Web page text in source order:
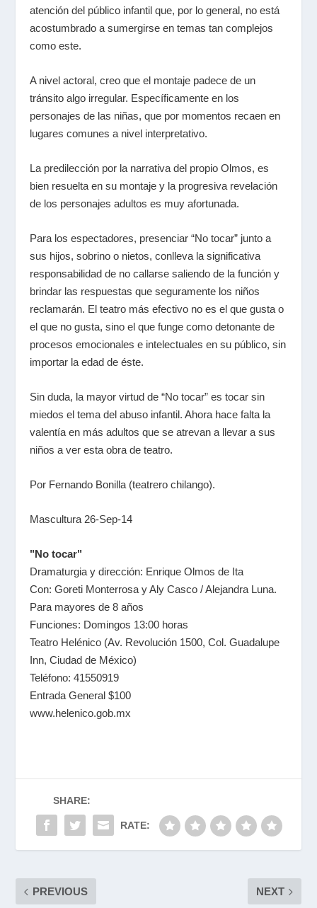
atención del público infantil que, por lo general, no está
acostumbrado a sumergirse en temas tan complejos
como este.
A nivel actoral, creo que el montaje padece de un
tránsito algo irregular. Específicamente en los
personajes de las niñas, que por momentos recaen en
lugares comunes a nivel interpretativo.
La predilección por la narrativa del propio Olmos, es
bien resuelta en su montaje y la progresiva revelación
de los personajes adultos es muy afortunada.
Para los espectadores, presenciar “No tocar” junto a
sus hijos, sobrino o nietos, conlleva la significativa
responsabilidad de no callarse saliendo de la función y
brindar las respuestas que seguramente los niños
reclamarán. El teatro más efectivo no es el que gusta o
el que no gusta, sino el que funge como detonante de
procesos emocionales e intelectuales en su público, sin
importar la edad de éste.
Sin duda, la mayor virtud de “No tocar” es tocar sin
miedos el tema del abuso infantil. Ahora hace falta la
valentía en más adultos que se atrevan a llevar a sus
niños a ver esta obra de teatro.
Por Fernando Bonilla (teatrero chilango).
Mascultura 26-Sep-14
"No tocar"
Dramaturgia y dirección: Enrique Olmos de Ita
Con: Goreti Monterrosa y Aly Casco / Alejandra Luna.
Para mayores de 8 años
Funciones: Domingos 13:00 horas
Teatro Helénico (Av. Revolución 1500, Col. Guadalupe
Inn, Ciudad de México)
Teléfono: 41550919
Entrada General $100
www.helenico.gob.mx
SHARE:
RATE:
PREVIOUS NEXT